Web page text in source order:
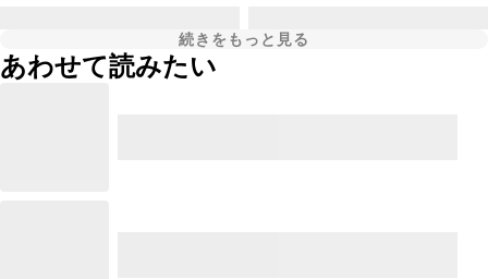
続きをもっと見る
あわせて読みたい